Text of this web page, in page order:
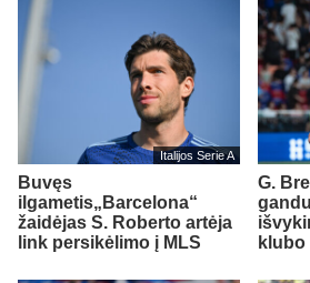
Italijos Serie A
Buvęs
ilgametis„Barcelona“
žaidėjas S. Roberto artėja
link persikėlimo į MLS
G.
klubo